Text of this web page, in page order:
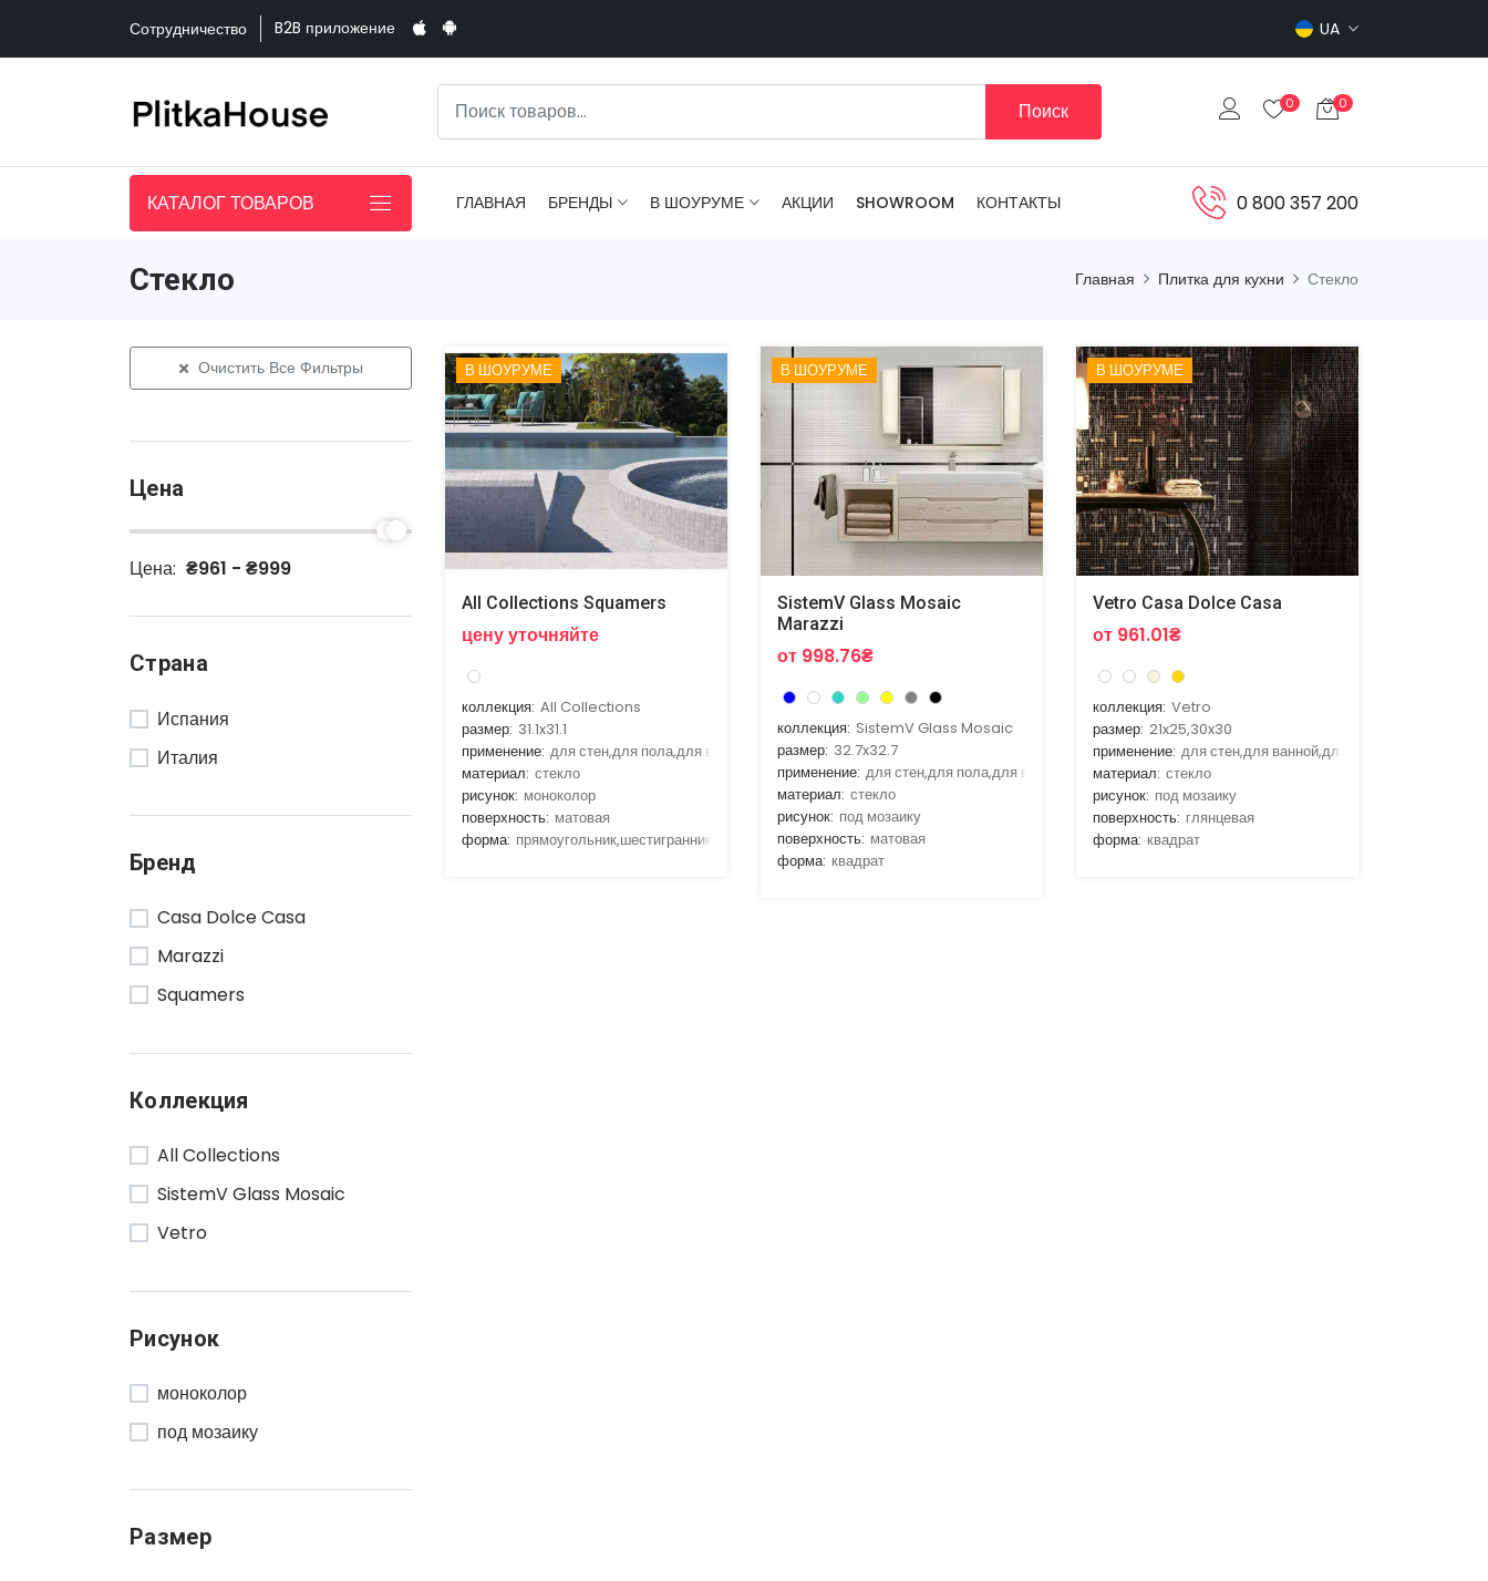
Сотрудничество B2B приложение UA
Поиск 0 0
КАТАЛОГ ТОВАРОВ ГЛАВНАЯ БРЕНДЫ В ШОУРУМЕ АКЦИИ SHOWROOM КОНТАКТЫ 0 800 357 200
Стекло Главная Плитка для кухни Стекло
Очистить Все Фильтры
Цена
Цена: ₴961 - ₴999
Страна
Испания
Италия
Бренд
Casa Dolce Casa
Marazzi
Squamers
Коллекция
All Collections
SistemV Glass Mosaic
Vetro
Рисунок
моноколор
под мозаику
Размер
В ШОУРУМЕ
All Collections Squamers
цену уточняйте
коллекция: All Collections
размер: 31.1x31.1
применение: для стен,для пола,для ванной,для кухни
материал: стекло
рисунок: моноколор
поверхность: матовая
форма: прямоугольник,шестигранник
В ШОУРУМЕ
SistemV Glass Mosaic
Marazzi
от 998.76₴
коллекция: SistemV Glass Mosaic
размер: 32.7x32.7
применение: для стен,для пола,для ванной,для гостиной,для кухни
материал: стекло
рисунок: под мозаику
поверхность: матовая
форма: квадрат
В ШОУРУМЕ
Vetro Casa Dolce Casa
от 961.01₴
коллекция: Vetro
размер: 21x25,30x30
применение: для стен,для ванной,для гостиной,для кухни
материал: стекло
рисунок: под мозаику
поверхность: глянцевая
форма: квадрат